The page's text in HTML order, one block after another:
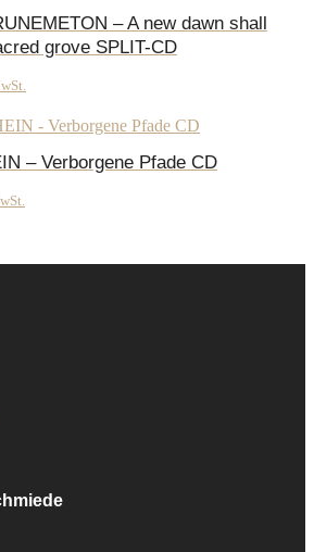
– A new dawn shall
grove SPLIT-CD
– Verborgene Pfade CD